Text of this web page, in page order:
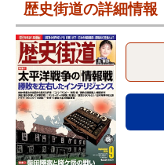
歴史街道の詳細情報